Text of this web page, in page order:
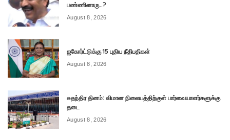
பண்ணினாரு..?
August 8, 2026
ஐகோர்ட்டுக்கு 15 புதிய நீதிபதிகள்
August 8, 2026
சுதந்திர தினம்: விமான நிலையத்திற்குள் பார்வையாளர்களுக்கு
தடை
August 8, 2026